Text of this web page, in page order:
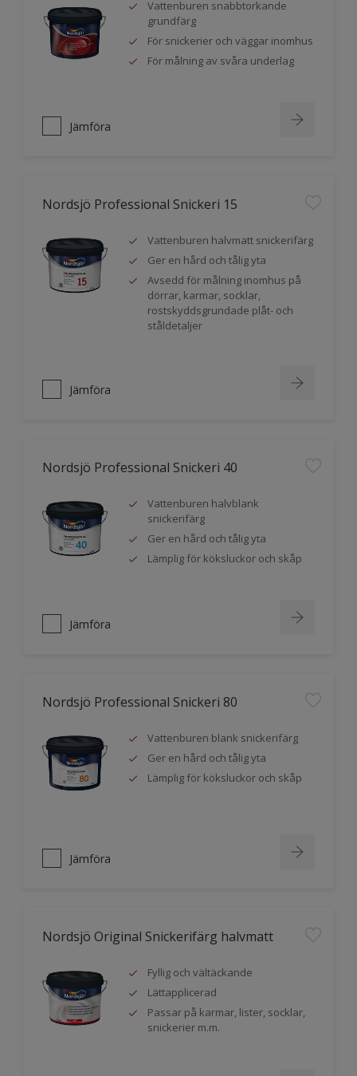
Vattenburen snabbtorkande
grundfärg
För snickerier och väggar inomhus
För målning av svåra underlag
Jämföra
Nordsjö Professional Snickeri 15
Vattenburen halvmatt snickerifärg
Ger en hård och tålig yta
Avsedd för målning inomhus på
dörrar, karmar, socklar,
rostskyddsgrundade plåt- och
ståldetaljer
Jämföra
Nordsjö Professional Snickeri 40
Vattenburen halvblank
snickerifärg
Ger en hård och tålig yta
Lämplig för köksluckor och skåp
Jämföra
Nordsjö Professional Snickeri 80
Vattenburen blank snickerifärg
Ger en hård och tålig yta
Lämplig för köksluckor och skåp
Jämföra
Nordsjö Original Snickerifärg halvmatt
Fyllig och vältäckande
Lättapplicerad
Passar på karmar, lister, socklar,
snickerier m.m.